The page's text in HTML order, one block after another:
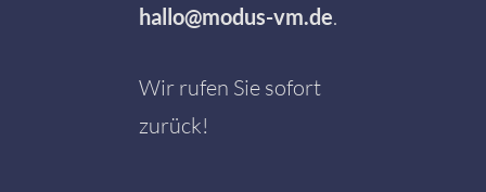
hallo@modus-vm.de.
Wir rufen Sie sofort
zurück!